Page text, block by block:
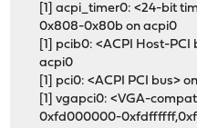
[1] acpi_timer0: <24-bit
0x808-0x80b on acpi0
[1] pcib0: <ACPI Host-
acpi0
[1] pci0: <ACPI PCI bus>
[1] vgapci0: <VGA-
0xfd000000-